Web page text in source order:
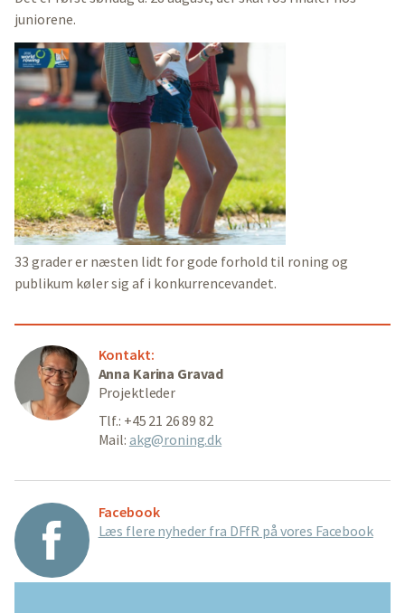
juniorene.
33 grader er næsten lidt for gode forhold til roning og
publikum køler sig af i konkurrencevandet.
Kontakt:
Anna Karina Gravad
Projektleder
Tlf.: +45 21 26 89 82
Mail: akg@roning.dk
Facebook
Læs flere nyheder fra DFfR på vores Facebook